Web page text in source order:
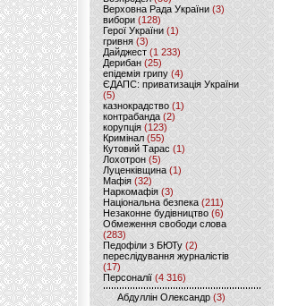
Верховна Рада України (3)
вибори(128)
Герої України(1)
гривня (3)
Дайджест (1 233)
Дерибан (25)
епідемія грипу (4)
ЄДАПС: приватизація України
(5)
казнокрадство (1)
контрабанда (2)
корупція (123)
Кримінал (55)
Кутовий Тарас (1)
Лохотрон(5)
Луценківщина (1)
Мафія (32)
Наркомафія (3)
Національна безпека (211)
Незаконне будівництво(6)
Обмеження свободи слова
(283)
Педофіли з БЮТу (2)
переслідування журналістів
(17)
Персоналії (4 316)
Абдуллін Олександр (3)